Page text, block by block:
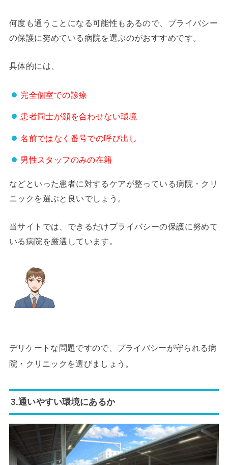
何度も通うことになる可能性もあるので、プライバシー
の保護に努めている病院を選ぶのがおすすめです。
具体的には、
完全個室での診療
患者同士が顔を合わせない環境
名前ではなく番号での呼び出し
男性スタッフのみの在籍
などといった患者に対するケアが整っている病院・クリ
ニックを選ぶと良いでしょう。
当サイトでは、できるだけプライバシーの保護に努めて
いる病院を厳選しています。
デリケートな問題ですので、プライバシーが守られる病
院・クリニックを選びましょう。
3.通いやすい環境にあるか